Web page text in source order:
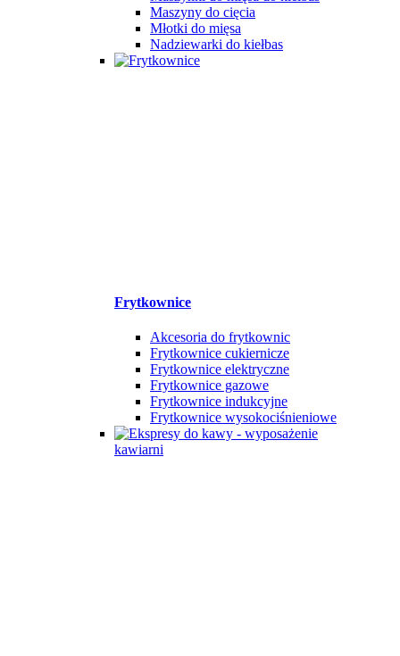
Maszyny do cięcia
Młotki do mięsa
Nadziewarki do kiełbas
Frytkownice
Akcesoria do frytkownic
Frytkownice cukiernicze
Frytkownice elektryczne
Frytkownice gazowe
Frytkownice indukcyjne
Frytkownice wysokociśnieniowe